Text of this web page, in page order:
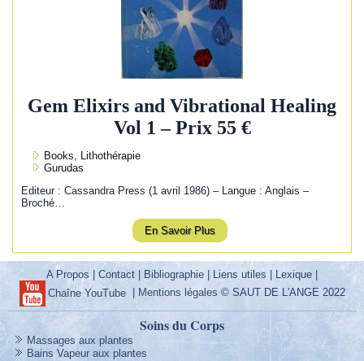
Gem Elixirs and Vibrational Healing
Vol 1 – Prix 55 €
Books, Lithothérapie
Gurudas
Editeur : Cassandra Press (1 avril 1986) – Langue : Anglais –
Broché…
En Savoir Plus
A Propos |Contact | Bibliographie | Liens utiles| Lexique |
Chaîne YouTube| Mentions légales © SAUT DE L'ANGE 2022
Soins du Corps
Massages aux plantes
Bains Vapeur aux plantes